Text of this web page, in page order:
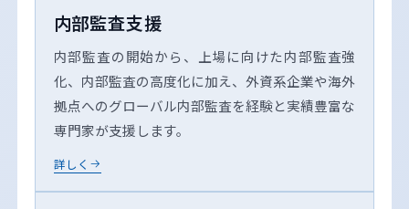
内部監査支援
内部監査の開始から、上場に向けた内部監査強
化、内部監査の高度化に加え、外資系企業や海外
拠点へのグローバル内部監査を経験と実績豊富な
専門家が支援します。
詳しく